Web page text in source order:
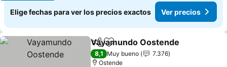
Elige fechas para ver los precios exactos Ver precios
CompartirAgregar a favoritos
Vayamundo Oostende
8,1 Muy bueno
7.376
Ostende